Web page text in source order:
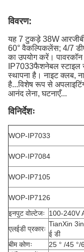
विवरण:
यह 7 टुकड़े 38W
60° वैकल्पिकलेंस; 4/7
का उपयोग करें।
IP7033फैशनेबल स्टाइल
स्थापना है। नाइट क्लब,
है...विशेष रूप से
आनंद लेना, घटनाएँ...
विनिर्देशः
WOP-IP7033
WOP-IP7084
WOP-IP7105
WOP-IP7126
इनपुट वोल्टेजः
100-240V
एलईडी प्रकारः
TianXin
ई डी
बीम कोणः
25 ° /45 °/